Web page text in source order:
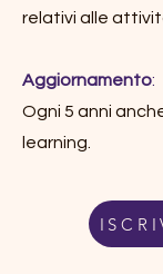
relativi alle
Aggiornamento:
Ogni 5 anni
learning.